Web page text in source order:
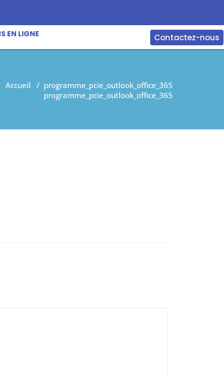
EN LIGNE Contactez-nous
Accueil / programme_pcie_outlook_office_365
programme_pcie_outlook_office_365